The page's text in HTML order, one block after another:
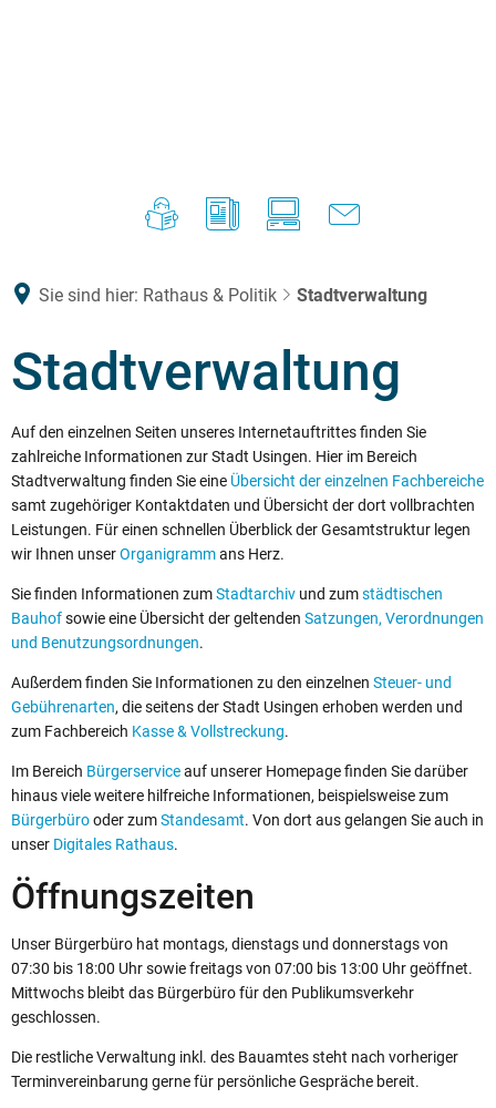
Sie sind hier: Rathaus & Politik Stadtverwaltung
Stadtverwaltung
Auf den einzelnen Seiten unseres Internetauftrittes finden Sie
zahlreiche Informationen zur Stadt Usingen. Hier im Bereich
Stadtverwaltung finden Sie eine Übersicht der einzelnen Fachbereiche
samt zugehöriger Kontaktdaten und Übersicht der dort vollbrachten
Leistungen. Für einen schnellen Überblick der Gesamtstruktur legen
wir Ihnen unserOrganigrammans Herz.
Sie finden Informationen zumStadtarchiv und zumstädtischen
Bauhofsowie eine Übersicht der geltenden Satzungen, Verordnungen
und Benutzungsordnungen.
Außerdem finden Sie Informationen zu den einzelnen Steuer- und
Gebührenarten, die seitens der Stadt Usingen erhoben werden und
zum Fachbereich Kasse & Vollstreckung.
Im Bereich Bürgerserviceauf unserer Homepage finden Sie darüber
hinaus viele weitere hilfreiche Informationen, beispielsweise zum
Bürgerbürooder zumStandesamt. Von dort aus gelangen Sie auch in
unser Digitales Rathaus.
Öffnungszeiten
Unser Bürgerbüro hat montags, dienstags und donnerstags von
07:30 bis 18:00 Uhr sowie freitags von 07:00 bis 13:00 Uhr geöffnet.
Mittwochs bleibt das Bürgerbüro für den Publikumsverkehr
geschlossen.
Die restliche Verwaltung inkl. des Bauamtes steht nach vorheriger
Terminvereinbarung gerne für persönliche Gespräche bereit.